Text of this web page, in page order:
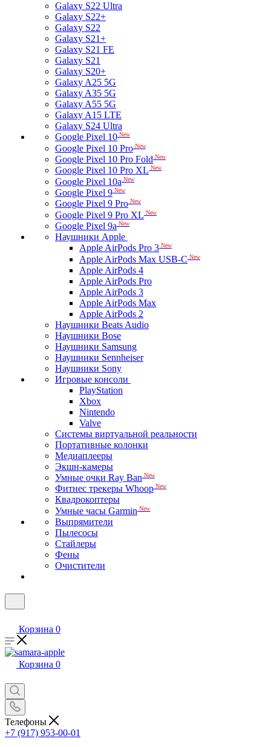
Galaxy S22 Ultra
Galaxy S22+
Galaxy S22
Galaxy S21+
Galaxy S21 FE
Galaxy S21
Galaxy S20+
Galaxy A25 5G
Galaxy A35 5G
Galaxy A55 5G
Galaxy A15 LTE
Galaxy S24 Ultra
Google Pixel 10 New
Google Pixel 10 Pro New
Google Pixel 10 Pro Fold New
Google Pixel 10 Pro XL New
Google Pixel 10a New
Google Pixel 9 New
Google Pixel 9 Pro New
Google Pixel 9 Pro XL New
Google Pixel 9a New
Наушники Apple
Apple AirPods Pro 3 New
Apple AirPods Max USB-C New
Apple AirPods 4
Apple AirPods Pro
Apple AirPods 3
Apple AirPods Max
Apple AirPods 2
Наушники Beats Audio
Наушники Bose
Наушники Samsung
Наушники Sennheiser
Наушники Sony
Игровые консоли
PlayStation
Xbox
Nintendo
Valve
Системы виртуальной реальности
Портативные колонки
Медиаплееры
Экшн-камеры
Умные очки Ray Ban New
Фитнес трекеры Whoop New
Квадрокоптеры
Умные часы Garmin New
Выпрямители
Пылесосы
Стайлеры
Фены
Очистители
Корзина 0
Корзина 0
Телефоны
+7 (917) 953-00-01